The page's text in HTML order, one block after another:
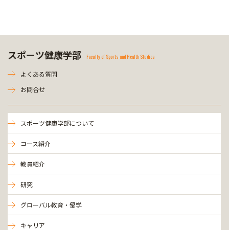
スポーツ健康学部 Faculty of Sports and Health Studies
よくある質問
お問合せ
スポーツ健康学部について
コース紹介
教員紹介
研究
グローバル教育・留学
キャリア